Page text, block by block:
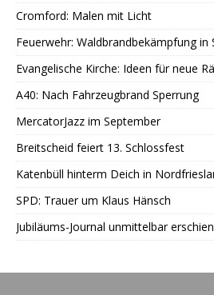
Cromford: Malen mit Licht
Feuerwehr: Waldbrandbekämpfung in
Evangelische Kirche: Ideen für neue
A40: Nach Fahrzeugbrand Sperrung
MercatorJazz im September
Breitscheid feiert 13. Schlossfest
Katenbüll hinterm Deich in
SPD: Trauer um Klaus Hänsch
Jubiläums-Journal unmittelbar